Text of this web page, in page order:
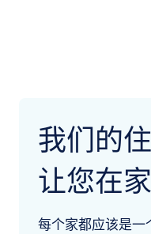
我们的
让您在
每个家都应该是一